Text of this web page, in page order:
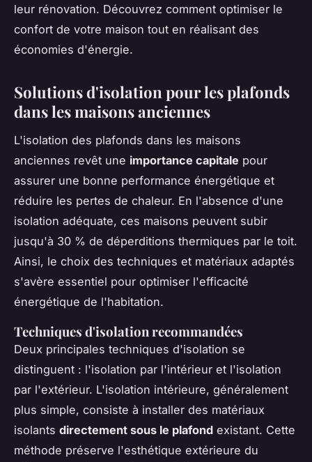
leur rénovation. Découvrez comment optimiser le
confort de votre maison tout en réalisant des
économies d'énergie.
Solutions d'isolation pour les plafonds
dans les maisons anciennes
L'isolation des plafonds dans les maisons
anciennes revêt une importance capitale pour
assurer une bonne performance énergétique et
réduire les pertes de chaleur. En l'absence d'une
isolation adéquate, ces maisons peuvent subir
jusqu'à 30 % de déperditions thermiques par le toit.
Ainsi, le choix des techniques et matériaux adaptés
s'avère essentiel pour optimiser l'efficacité
énergétique de l'habitation.
Techniques d'isolation recommandées
Deux principales techniques d'isolation se
distinguent : l'isolation par l'intérieur et l'isolation
par l'extérieur. L'isolation intérieure, généralement
plus simple, consiste à installer des matériaux
isolants directement sous le plafond existant. Cette
méthode préserve l'esthétique extérieure du